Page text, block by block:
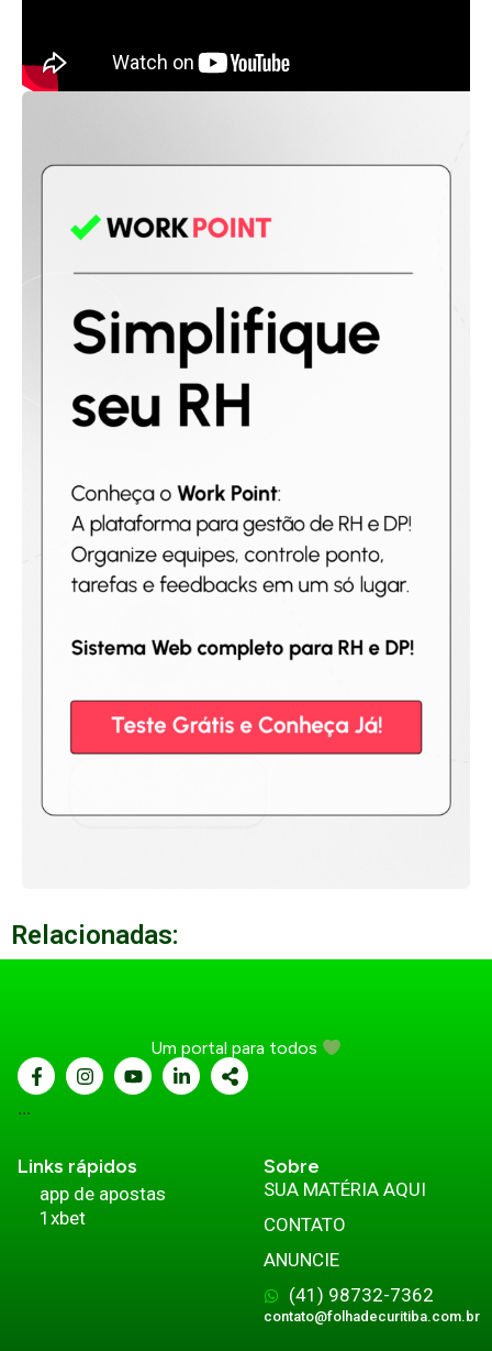
Relacionadas:
Um portal para todos
...
Links rápidos
app de apostas
1xbet
Sobre
SUA MATÉRIA AQUI
CONTATO
ANUNCIE
(41) 98732-7362
contato@folhadecuritiba.com.br